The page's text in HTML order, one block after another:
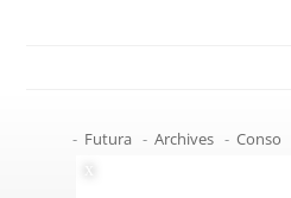
- Futura - Archives - Conso